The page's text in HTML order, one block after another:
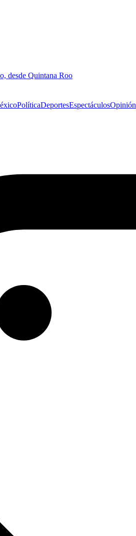
desde Quintana Roo
PolíticaDeportesEspectáculosOpinión